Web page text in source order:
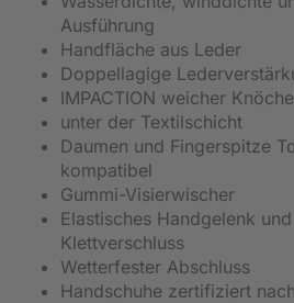
Ausführung
Handfläche aus Leder
Doppellagige
IMPACTION weicher
unter der Textilschicht
Daumen und Fingerspitze
kompatibel
Gummi-Visierwischer
Elastisches Handgelenk
Klettverschluss
Wetterfester Abschluss
Handschuhe zertifiziert